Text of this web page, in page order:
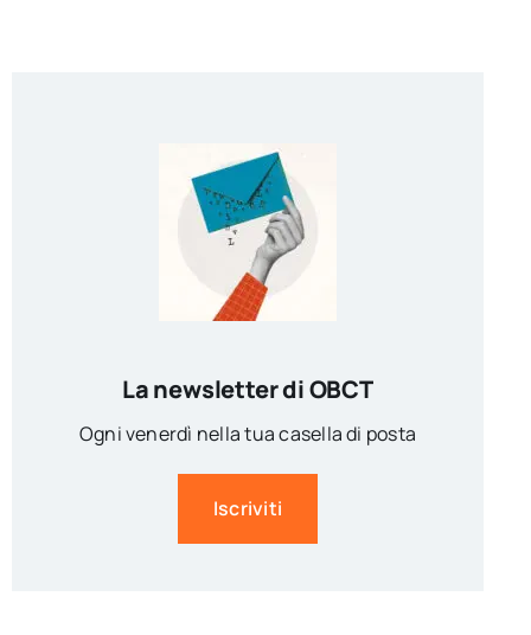
La newsletter di OBCT
Ogni venerdì nella tua casella di posta
Iscriviti